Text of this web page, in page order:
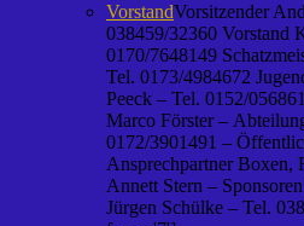
VorstandVorsitzender
038459/32360 Vorstand
0170/7648149
Tel. 0173/4984672
Peeck – Tel. 0152/
Marco Förster –
0172/3901491 –
Ansprechpartner Boxen,
Annett Stern –
Jürgen Schülke – Tel.